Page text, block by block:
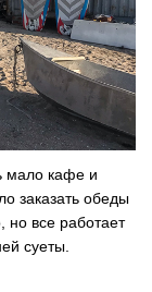
мало кафе и
заказать обеды
все работает
суеты.